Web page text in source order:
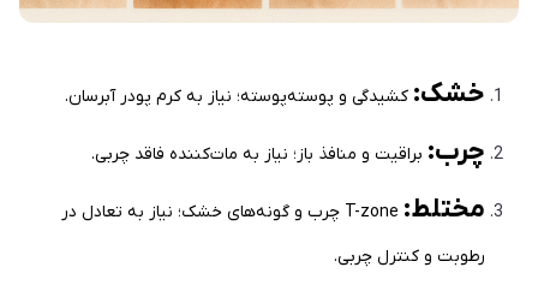
خشک: کشیدگی و پوسته‌پوسته؛ نیاز به کرم پودر آبرسان.
چرب: براقیت و منافذ باز؛ نیاز به مات‌کننده فاقد چربی.
مختلط:
T-zone چرب و گونه‌های خشک؛ نیاز به تعادل در
رطوبت و کنترل چربی.